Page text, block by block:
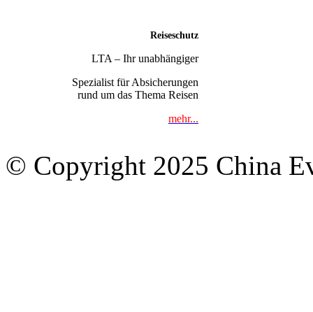
Reiseschutz
LTA – Ihr unabhängiger
Spezialist für Absicherungen
rund um das Thema Reisen
mehr...
© Copyright 2025 China